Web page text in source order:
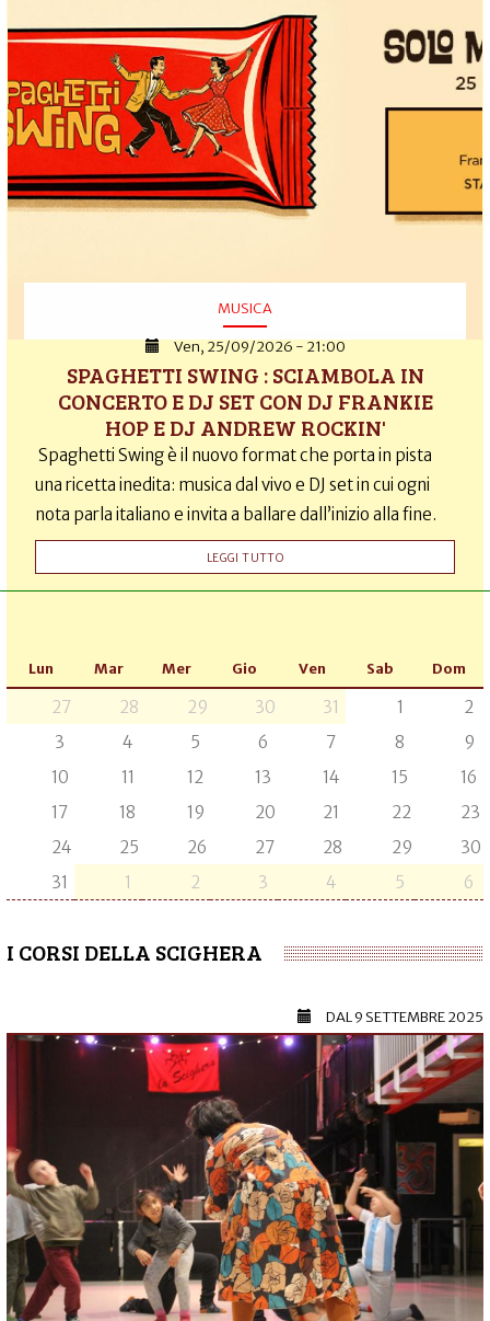
MUSICA
Ven, 25/09/2026 - 21:00
SPAGHETTI SWING : SCIAMBOLA IN
CONCERTO E DJ SET CON DJ FRANKIE
HOP E DJ ANDREW ROCKIN'
Spaghetti Swing è il nuovo format che porta in pista
una ricetta inedita: musica dal vivo e DJ set in cui ogni
nota parla italiano e invita a ballare dall’inizio alla fine.
LEGGI TUTTO
Lun Mar Mer Gio Ven Sab Dom
27 28 29 30 31 1
2
3
4 5 6 7 8
9
10
11 12 13 14 15
16
17
18 19 20 21 22
23
24
25 26 27 28 29
30
31
1 2 3 4 5 6
I CORSI DELLA SCIGHERA
DAL9 SETTEMBRE 2025